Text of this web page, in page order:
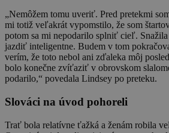
„Nemôžem tomu uveriť. Pred pretekmi
mi totiž veľakrát vypomstilo, že som
potom sa mi nepodarilo splniť cieľ.
jazdiť inteligentne. Budem v tom
verím, že toto nebol ani zďaleka môj
bolo konečne zvíťaziť v obrovskom
podarilo,“ povedala Lindsey po preteku.
Slováci na úvod pohoreli
Trať bola relatívne ťažká a ženám robila